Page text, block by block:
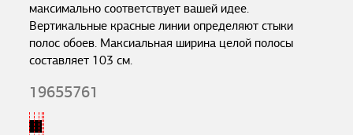
максимально соответствует вашей идее.
Вертикальные красные линии определяют стыки
полос обоев. Максиальная ширина целой полосы
составляет 103 см.
19655761